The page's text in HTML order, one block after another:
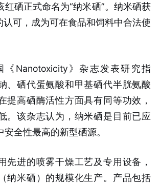
红硒正式命名为“纳米硒”。纳米硒获
认可，成为可在食品和饲料中合法使
《Nanotoxicity》杂志发表研究指
、硒代蛋氨酸和甲基硒代半胱氨酸
提高硒酶活性方面具有同等功效，
。该杂志认为，纳米硒是目前已应
全性最高的新型硒源。
先进的喷雾干燥工艺及专用设备，
纳米硒）的规模化生产。产品包括